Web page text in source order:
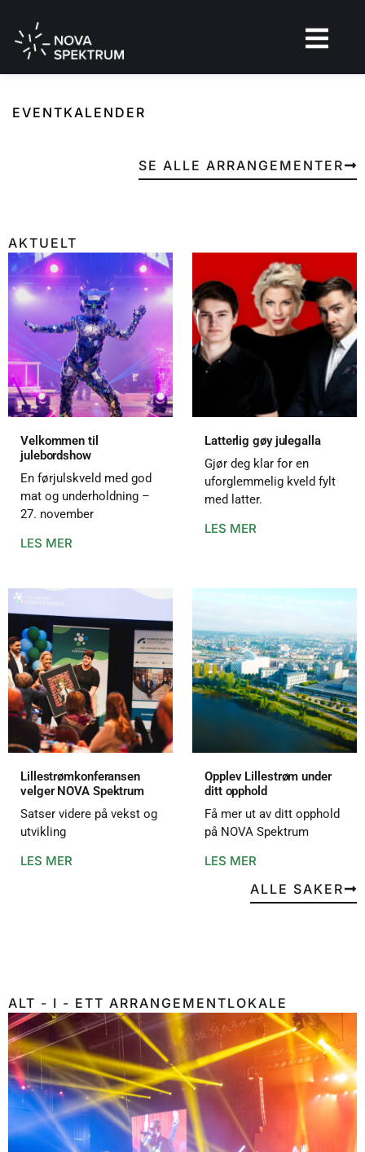
EVENTKALENDER
SE ALLE ARRANGEMENTER
AKTUELT
Velkommen til
julebordshow
En førjulskveld med god
mat og underholdning –
27. november
LES MER
Latterlig gøy julegalla
Gjør deg klar for en
uforglemmelig kveld fylt
med latter.
LES MER
Lillestrømkonferansen
velger NOVA Spektrum
Satser videre på vekst og
utvikling
LES MER
Opplev Lillestrøm under
ditt opphold
Få mer ut av ditt opphold
på NOVA Spektrum
LES MER
ALLE SAKER
ALT - I - ETT ARRANGEMENTLOKALE